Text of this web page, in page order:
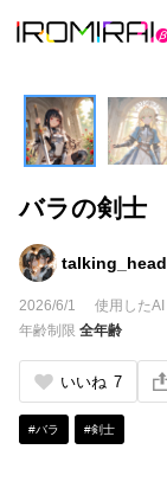
バラの剣士
talking_head
2026/6/1 使用したAI
年齢制限 全年齢
いいね 7
#バラ #剣士